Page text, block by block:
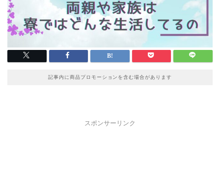
記事内に商品プロモーションを含む場合があります
スポンサーリンク